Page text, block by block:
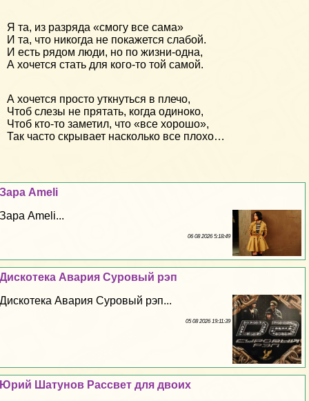
Я та, из разряда «смогу все сама»
И та, что никогда не покажется слабой.
И есть рядом люди, но по жизни-одна,
А хочется стать для кого-то той самой.
А хочется просто уткнуться в плечо,
Чтоб слезы не прятать, когда одиноко,
Чтоб кто-то заметил, что «все хорошо»,
Так часто скрывает насколько все плохо…
Зара Ameli
Зара Ameli...
06 08 2026 5:18:49
Дискотека Авария Суровый рэп
Дискотека Авария Суровый рэп...
05 08 2026 19:11:39
Юрий Шатунов Рассвет для двоих